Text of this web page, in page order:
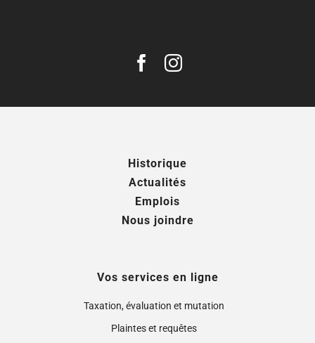
Historique
Actualités
Emplois
Nous joindre
Vos services en ligne
Taxation, évaluation et mutation
Plaintes et requêtes